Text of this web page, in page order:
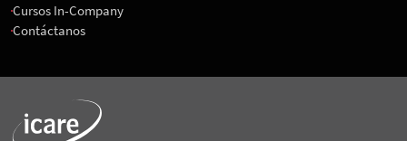
Cursos In-Company
Contáctanos